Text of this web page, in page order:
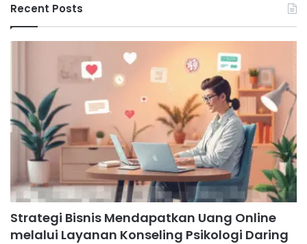
Recent Posts
Strategi Bisnis Mendapatkan Uang Online
melalui Layanan Konseling Psikologi Daring